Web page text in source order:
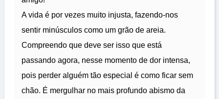
A vida é por vezes muito injusta, fazendo-nos
sentir minúsculos como um grão de areia.
Compreendo que deve ser isso que está
passando agora, nesse momento de dor intensa,
pois perder alguém tão especial é como ficar sem
chão. É mergulhar no mais profundo abismo da